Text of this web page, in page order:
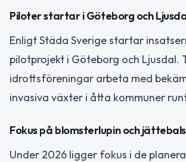
Piloter startar i Göteborg och
Enligt Städa Sverige startar
pilotprojekt i Göteborg och Ljusdal.
idrottsföreningar arbeta med
invasiva växter i åtta kommuner
Fokus på blomsterlupin och
Under 2026 ligger fokus i de